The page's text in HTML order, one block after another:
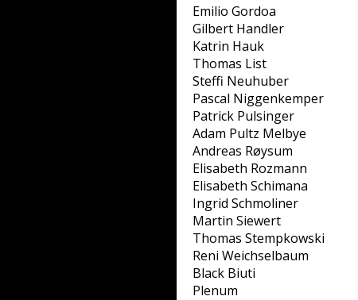
Emilio Gordoa
Gilbert Handler
Katrin Hauk
Thomas List
Steffi Neuhuber
Pascal Niggenkemper
Patrick Pulsinger
Adam Pultz Melbye
Andreas Røysum
Elisabeth Rozmann
Elisabeth Schimana
Ingrid Schmoliner
Martin Siewert
Thomas Stempkowski
Reni Weichselbaum
Black Biuti
Plenum